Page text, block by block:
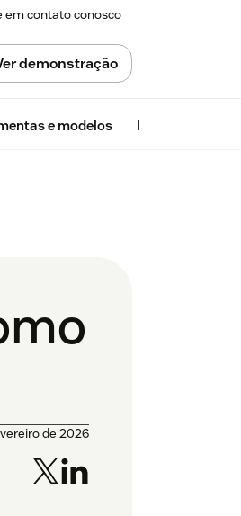
em contato conosco
demonstração
e modelos Insights da
de 2026